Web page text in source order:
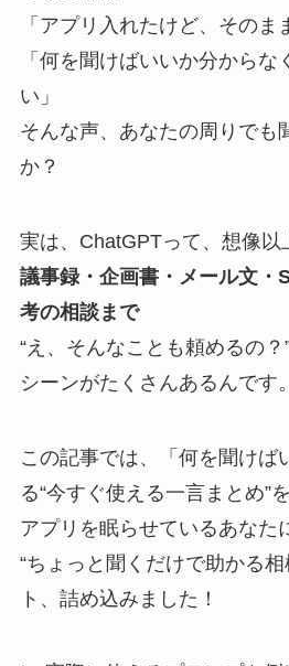
「アプリ入れたけど、そのま
「何を聞けばいいか分から
い」
そんな声、あなたの周りでも
か？
実は、ChatGPTって、想像以
議事録・企画書・メール文・
考の相談まで
“え、そんなことも頼めるの
シーンがたくさんあるんです。
この記事では、「何を聞けば
る“今すぐ使える一言まとめ”
アプリを眠らせているあなた
“ちょっと聞くだけで助かる
ト、詰め込みました！